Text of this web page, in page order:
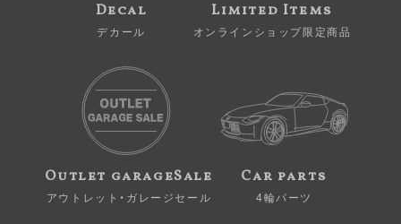
Decal
デカール
Limited Items
オンラインショップ限定商品
Outlet garageSale
アウトレット・ガレージセール
Car parts
4輪パーツ